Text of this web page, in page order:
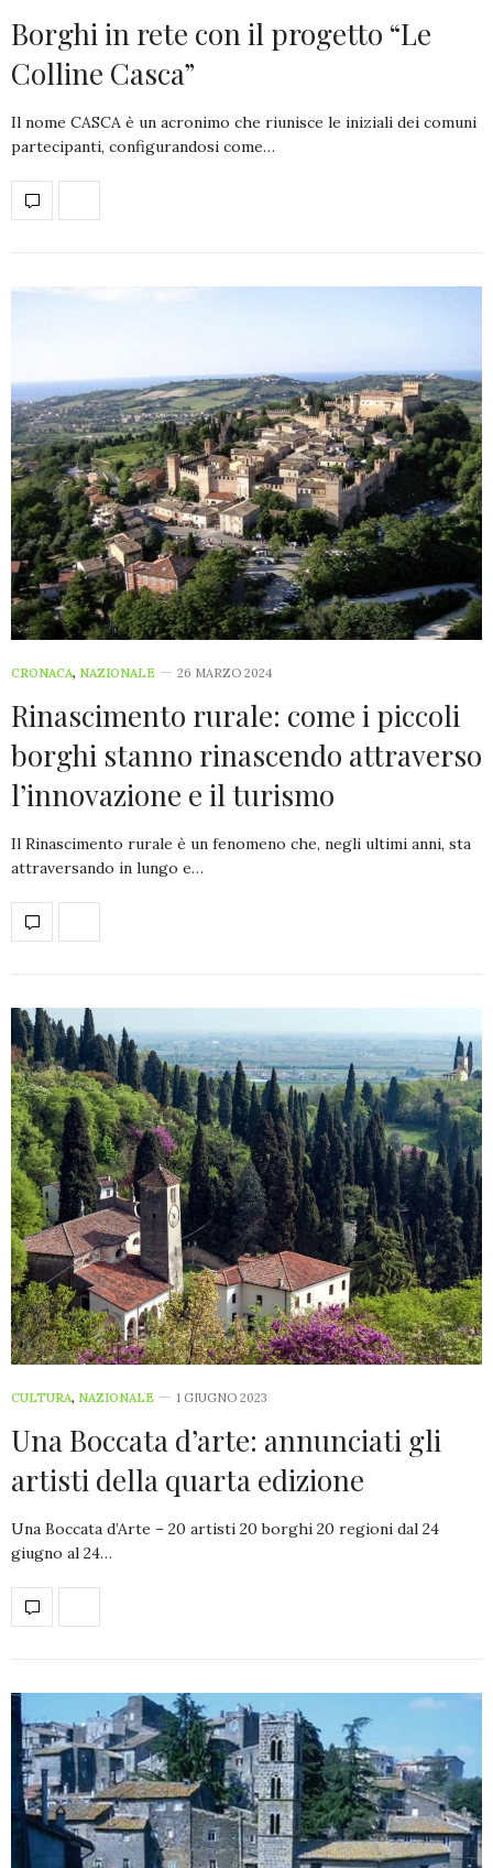
Borghi in rete con il progetto “Le
Colline Casca”
Il nome CASCA è un acronimo che riunisce le iniziali dei comuni
partecipanti, configurandosi come…
CRONACA, NAZIONALE 26 MARZO 2024
Rinascimento rurale: come i piccoli
borghi stanno rinascendo attraverso
l’innovazione e il turismo
Il Rinascimento rurale è un fenomeno che, negli ultimi anni, sta
attraversando in lungo e…
CULTURA, NAZIONALE 1 GIUGNO 2023
Una Boccata d’arte: annunciati gli
artisti della quarta edizione
Una Boccata d’Arte – 20 artisti 20 borghi 20 regioni dal 24
giugno al 24…